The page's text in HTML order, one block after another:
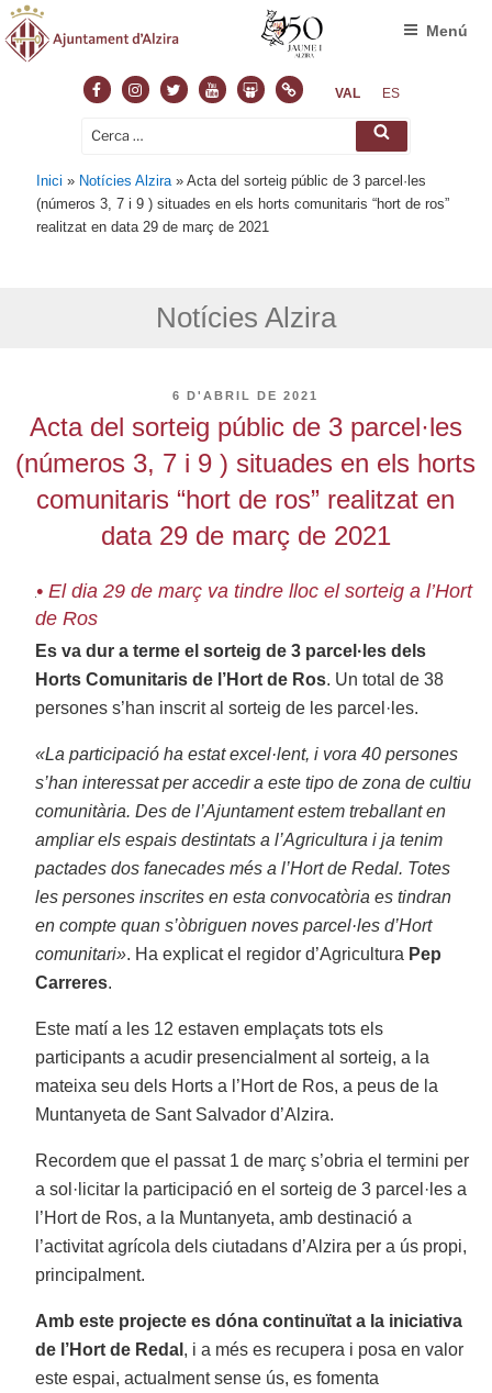
FacebookInstagram
TwitterYoutubeSlideshare
NormasVAL ES
Cerca: Cerca
Menú
Inici » Notícies Alzira »Acta del sorteig públic de 3 parcel·les
(números 3, 7 i 9 ) situades en els horts comunitaris “hort de ros”
realitzat en data 29 de març de 2021
Notícies Alzira
PUBLICAT
6 D'ABRIL DE 2021
Acta del sorteig públic de 3 parcel·les
(números 3, 7 i 9 ) situades en els horts
comunitaris “hort de ros” realitzat en
data 29 de març de 2021
• El dia 29 de març va tindre lloc el sorteig a l’Hort
de Ros
Es va dur a terme el sorteig de 3 parcel·les dels
Horts Comunitaris de l’Hort de Ros. Un total de 38
persones s’han inscrit al sorteig de les parcel·les.
«La participació ha estat excel·lent, i vora 40 persones
s’han interessat per accedir a este tipo de zona de cultiu
comunitària. Des de l’Ajuntament estem treballant en
ampliar els espais destintats a l’Agricultura i ja tenim
pactades dos fanecades més a l’Hort de Redal. Totes
les persones inscrites en esta convocatòria es tindran
en compte quan s’òbriguen noves parcel·les d’Hort
comunitari». Ha explicat el regidor d’Agricultura Pep
Carreres.
Este matí a les 12 estaven emplaçats tots els
participants a acudir presencialment al sorteig, a la
mateixa seu dels Horts a l’Hort de Ros, a peus de la
Muntanyeta de Sant Salvador d’Alzira.
Recordem que el passat 1 de març s’obria el termini per
a sol·licitar la participació en el sorteig de 3 parcel·les a
l’Hort de Ros, a la Muntanyeta, amb destinació a
l’activitat agrícola dels ciutadans d’Alzira per a ús propi,
principalment.
Amb este projecte es dóna continuïtat a la iniciativa
de l’Hort de Redal , i a més es recupera i posa en valor
este espai, actualment sense ús, es fomenta